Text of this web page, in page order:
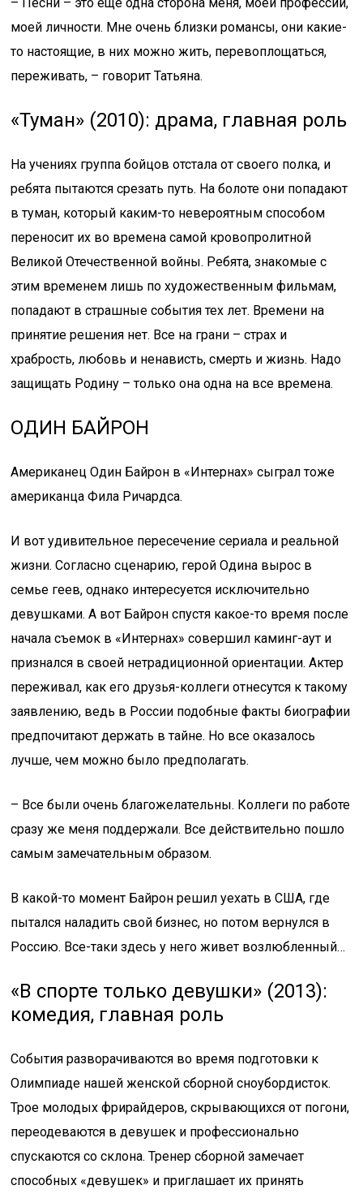
моей личности. Мне очень близки романсы, они какие-
то настоящие, в них можно жить, перевоплощаться,
переживать, – говорит Татьяна.
«Туман» (2010): драма, главная роль
На учениях группа бойцов отстала от своего полка, и
ребята пытаются срезать путь. На болоте они попадают
в туман, который каким-то невероятным способом
переносит их во времена самой кровопролитной
Великой Отечественной войны. Ребята, знакомые с
этим временем лишь по художественным фильмам,
попадают в страшные события тех лет. Времени на
принятие решения нет. Все на грани – страх и
храбрость, любовь и ненависть, смерть и жизнь. Надо
защищать Родину – только она одна на все времена.
ОДИН БАЙРОН
Американец Один Байрон в «Интернах» сыграл тоже
американца Фила Ричардса.
И вот удивительное пересечение сериала и реальной
жизни. Согласно сценарию, герой Одина вырос в
семье геев, однако интересуется исключительно
девушками. А вот Байрон спустя какое-то время после
начала съемок в «Интернах» совершил каминг-аут и
признался в своей нетрадиционной ориентации. Актер
переживал, как его друзья-коллеги отнесутся к такому
заявлению, ведь в России подобные факты биографии
предпочитают держать в тайне. Но все оказалось
лучше, чем можно было предполагать.
– Все были очень благожелательны. Коллеги по работе
сразу же меня поддержали. Все действительно пошло
самым замечательным образом.
В какой-то момент Байрон решил уехать в США, где
пытался наладить свой бизнес, но потом вернулся в
Россию. Все-таки здесь у него живет возлюбленный…
«В спорте только девушки» (2013):
комедия, главная роль
События разворачиваются во время подготовки к
Олимпиаде нашей женской сборной сноубордисток.
Трое молодых фрирайдеров, скрывающихся от погони,
переодеваются в девушек и профессионально
спускаются со склона. Тренер сборной замечает
способных «девушек» и приглашает их принять